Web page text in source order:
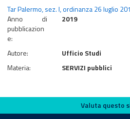
Tar Palermo, sez. I, ordinanza 26 luglio
Anno di
pubblicazion
e:
2019
Autore:
Ufficio Studi
Materia:
SERVIZI pubblici
Valuta questo sito
Valuta questo